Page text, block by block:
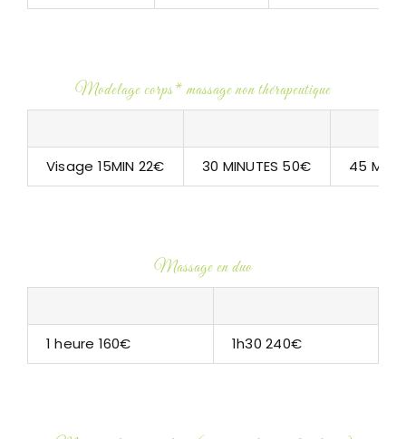
Modelage corps* massage non thérapeutique
Visage 15MIN 22€ 30 MINUTES 50€ 45
Massage en duo
1 heure 160€ 1h30 240€